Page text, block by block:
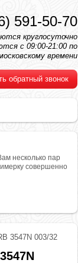
591-50-70
круглосуточно
с 09:00-21:00 по
времени
обратный звонок
несколько пар
совершенно
3547N 003/32